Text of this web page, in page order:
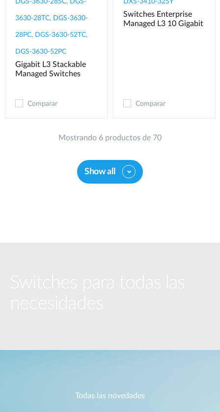
DGS-3630-28SC, DGS-
3630-28TC, DGS-3630-
28PC, DGS-3630-52TC,
DGS-3630-52PC
Gigabit L3 Stackable
Managed Switches
Comparar
DXS-3410-32SY
Switches Enterprise
Managed L3 10 Gigabit
Comparar
Mostrando 6 productos de 70
Show all
Todas las novedades